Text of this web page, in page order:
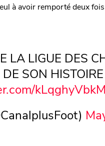
à avoir remporté deux
LA LIGUE DES
SON
kLqghyVbkM